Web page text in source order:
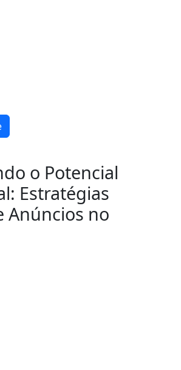
o Potencial
Estratégias
Anúncios no